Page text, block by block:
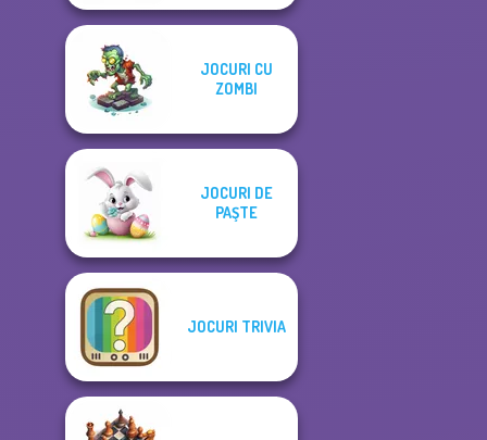
JOCURI CU
ZOMBI
JOCURI DE
PAŞTE
JOCURI TRIVIA